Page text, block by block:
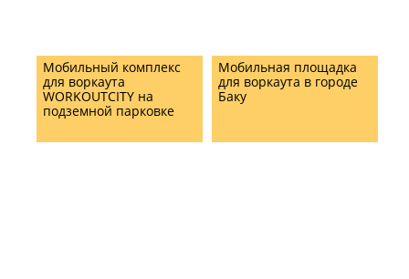
Мобильный комплекс
для воркаута
WORKOUTCITY на
подземной парковке
Мобильная площадка
для воркаута в городе
Баку